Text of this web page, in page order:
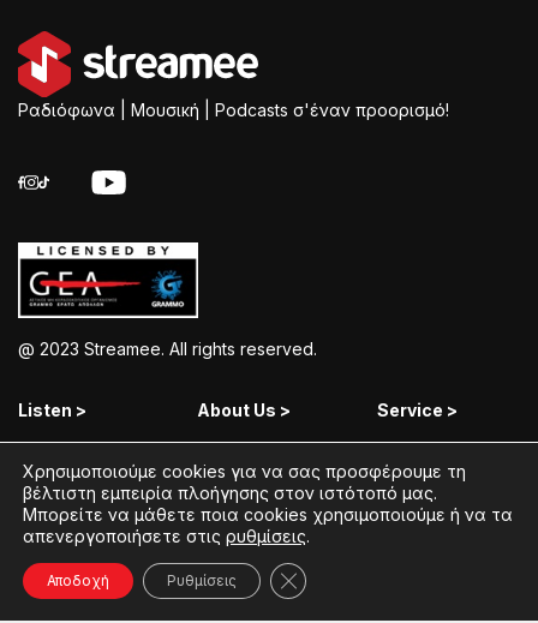
Ραδιόφωνα | Μουσική | Podcasts σ'έναν προορισμό!
@ 2023 Streamee. All rights reserved.
Listen >
Streamee Radios
Moods
Radios
Podcasts
About Us >
Policy
Terms of Use
Coins Explained
Streamee News
Service >
Free Download
Add Your Station
Χρησιμοποιούμε cookies για να σας προσφέρουμε τη
βέλτιστη εμπειρία πλοήγησης στον ιστότοπό μας.
Μπορείτε να μάθετε ποια cookies χρησιμοποιούμε ή να τα
απενεργοποιήσετε στις ρυθμίσεις.
Αποδοχή Ρυθμίσεις Κλείσιμο του Cookie banner